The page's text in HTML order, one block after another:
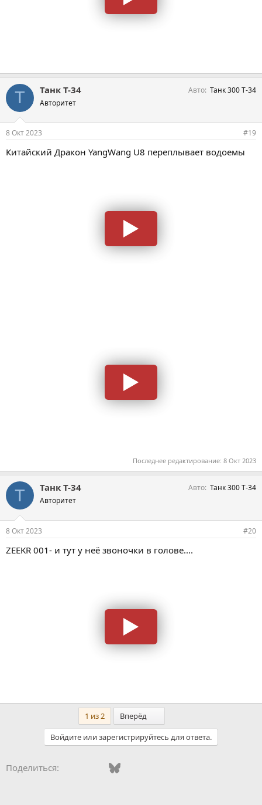
Т Танк Т-34
Авторитет
Авто Танк 300 Т-34
8 Окт 2023 #19
Китайский Дракон YangWang U8 переплывает водоемы
Последнее редактирование: 8 Окт 2023
Т Танк Т-34
Авторитет
Авто Танк 300 Т-34
8 Окт 2023 #20
ZEEKR 001- и тут у неё звоночки в голове....
1 из 2 Вперёд
Войдите или зарегистрируйтесь для ответа.
Поделиться: Vkontakte
FacebookBluesky